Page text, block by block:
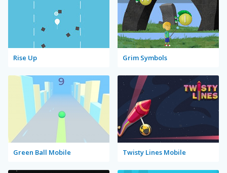
Rise Up Grim Symbols
Green Ball Mobile Twisty Lines Mobile